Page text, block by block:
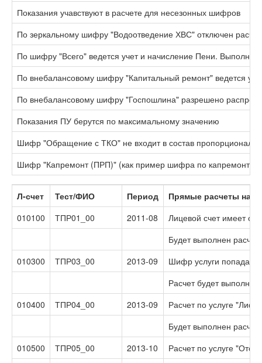
Показания учавствуют в расчете для несезонных шифров
По зеркальному шифру "Водоотведение ХВС" отключен
По шифру "Всего" ведется учет и начисление Пени.
По внебалансовому шифру "Капитальный ремонт" ведется
По внебалансовому шифру "Госпошлина" разрешено
Показания ПУ берутся по максимальному значению
Шифр "Обращение с ТКО" не входит в состав
Шифр "Капремонт (ПРП)" (как пример шифра по капремонту,
Л-счет Тест/ФИО Период
Прямые расчеты
010100
ТПР01_00 2011-08
Лицевой счет имеет
Будет выполнен
010300
ТПР03_00 2013-09
Шифр услуги попадает
Расчет будет
010400
ТПР04_00 2013-09
Расчет по услуге "Лифт"
Будет выполнен
010500
ТПР05_00 2013-10
Расчет по услуге